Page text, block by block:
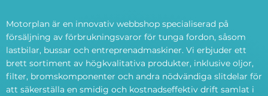
Motorplan är en innovativ webbshop specialiserad på
försäljning av förbrukningsvaror för tunga fordon, såsom
lastbilar, bussar och entreprenadmaskiner. Vi erbjuder ett
brett sortiment av högkvalitativa produkter, inklusive oljor,
filter, bromskomponenter och andra nödvändiga slitdelar för
att säkerställa en smidig och kostnadseffektiv drift samlat i